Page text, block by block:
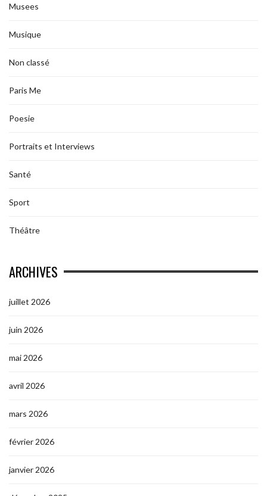
Musees
Musique
Non classé
Paris Me
Poesie
Portraits et Interviews
Santé
Sport
Théâtre
ARCHIVES
juillet 2026
juin 2026
mai 2026
avril 2026
mars 2026
février 2026
janvier 2026